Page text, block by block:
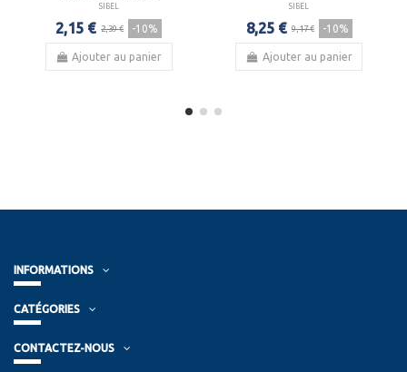
SIBEL
2,15 € 2,39 € -10%
Ajouter au panier
SIBEL
8,25 € 9,17 € -10%
Ajouter au panier
INFORMATIONS
CATÉGORIES
CONTACTEZ-NOUS